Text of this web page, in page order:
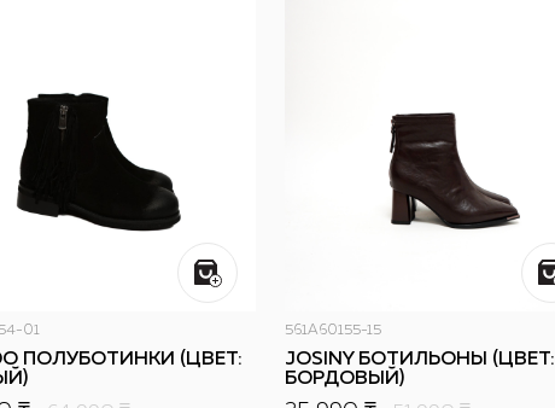
01
ПОЛУБОТИНКИ (ЦВЕТ:
561A60155-15
JOSINY БОТИЛЬОНЫ (ЦВЕТ:
БОРДОВЫЙ)